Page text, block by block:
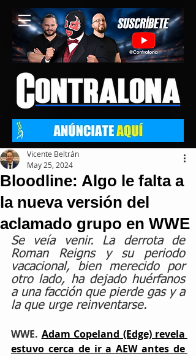
Bloodline: Algo le falta a
la nueva versión del
aclamado grupo en WWE
Vicente Beltrán
May 25, 2024
Se veía venir. La derrota de
Roman Reigns y su periodo
vacacional, bien merecido por
otro lado, ha dejado huérfanos
a una facción que pierde gas y a
la que urge reinventarse.
WWE. Adam Copeland (Edge) revela
estuvo cerca de ir a AEW antes de